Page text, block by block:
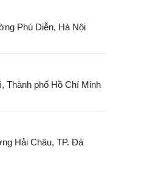
Phú Diễn, Hà Nội
Thành phố Hồ Chí Minh
Hải Châu, TP. Đà